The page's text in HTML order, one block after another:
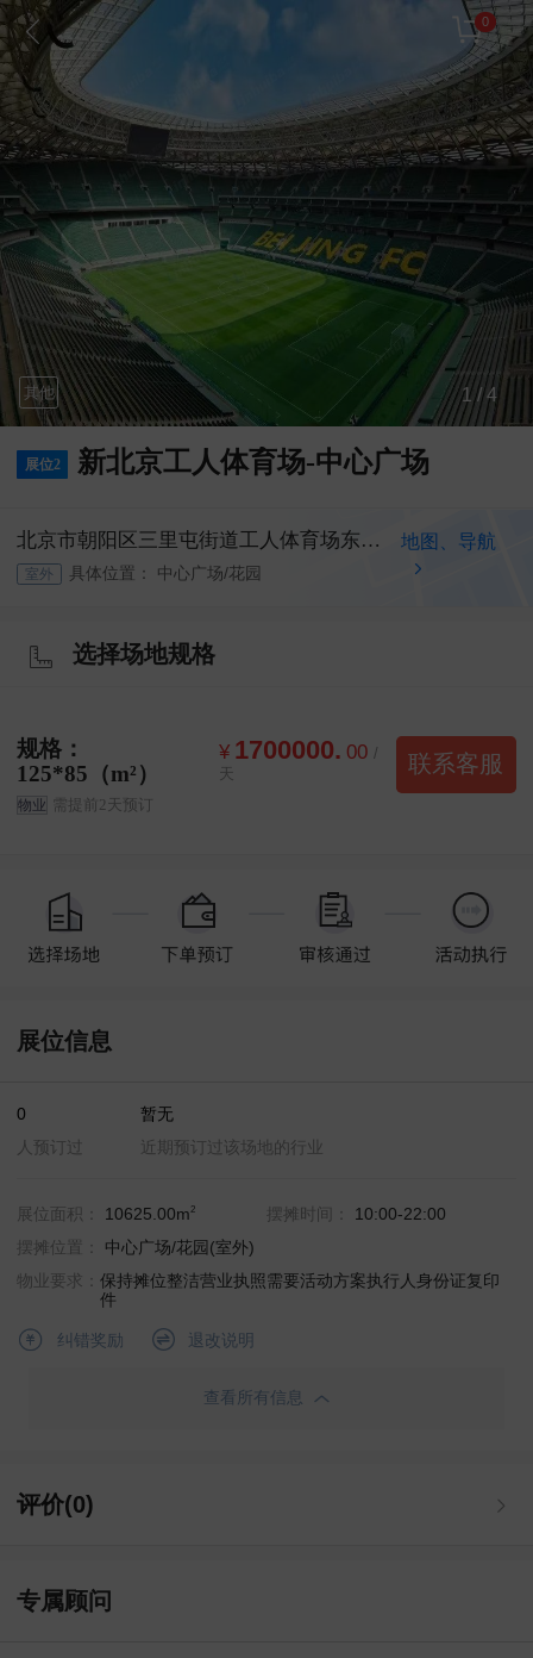
0
1 / 4
其他
展位2 新北京工人体育场-中心广场
北京市朝阳区三里屯街道工人体育场东路甲15号
室外 具体位置： 中心广场/花园
地图、导航
选择场地规格
规格：
125*85（m²）
物业 需提前2天预订
¥ 1700000. 00/
天
联系客服
展位信息
0
人预订过
暂无
近期预订过该场地的行业
展位面积： 10625.00m2 摆摊时间： 10:00-22:00
摆摊位置： 中心广场/花园(室外)
物业要求：保持摊位整洁营业执照需要活动方案执行人身份证复印
件
纠错奖励 退改说明
查看所有信息
评价(0)
专属顾问